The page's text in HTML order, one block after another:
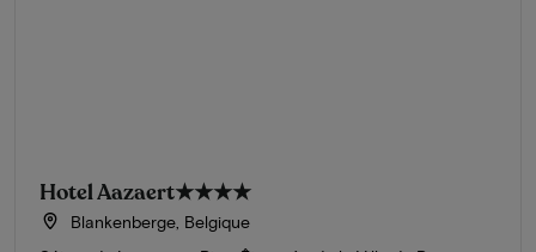
Hotel Aazaert★★★★
Blankenberge, Belgique